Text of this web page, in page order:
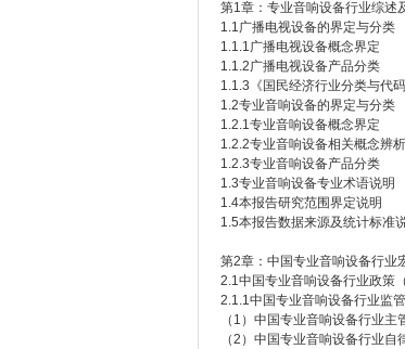
第1章：专业音响设备行业综述
1.1广播电视设备的界定与分类
1.1.1广播电视设备概念界定
1.1.2广播电视设备产品分类
1.1.3《国民经济行业分类与代
1.2专业音响设备的界定与分类
1.2.1专业音响设备概念界定
1.2.2专业音响设备相关概念辨析
1.2.3专业音响设备产品分类
1.3专业音响设备专业术语说明
1.4本报告研究范围界定说明
1.5本报告数据来源及统计标准
第2章：中国专业音响设备行业
2.1中国专业音响设备行业政策
2.1.1中国专业音响设备行业监
（1）中国专业音响设备行业主
（2）中国专业音响设备行业自